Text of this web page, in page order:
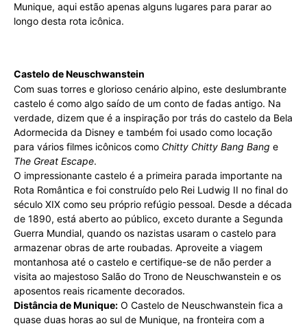
Munique, aqui estão apenas alguns lugares para parar ao
longo desta rota icônica.
Castelo de Neuschwanstein
Com suas torres e glorioso cenário alpino, este deslumbrante
castelo é como algo saído de um conto de fadas antigo. Na
verdade, dizem que é a inspiração por trás do castelo da Bela
Adormecida da Disney e também foi usado como locação
para vários filmes icônicos como Chitty Chitty Bang Bang e
The Great Escape.
O impressionante castelo é a primeira parada importante na
Rota Romântica e foi construído pelo Rei Ludwig II no final do
século XIX como seu próprio refúgio pessoal. Desde a década
de 1890, está aberto ao público, exceto durante a Segunda
Guerra Mundial, quando os nazistas usaram o castelo para
armazenar obras de arte roubadas. Aproveite a viagem
montanhosa até o castelo e certifique-se de não perder a
visita ao majestoso Salão do Trono de Neuschwanstein e os
aposentos reais ricamente decorados.
Distância de Munique: O Castelo de Neuschwanstein fica a
quase duas horas ao sul de Munique, na fronteira com a